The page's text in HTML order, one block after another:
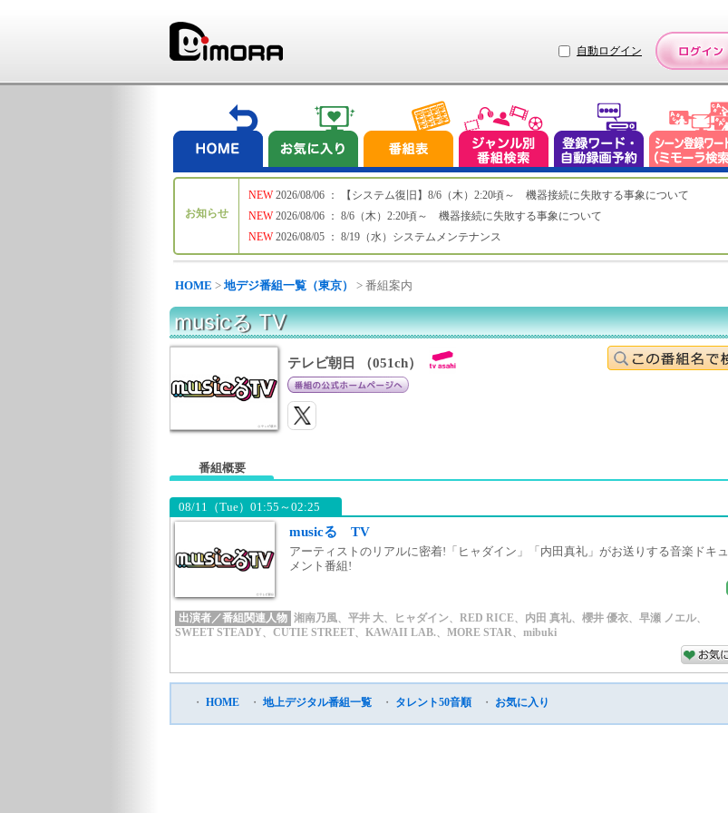
自動ログイン
お知らせ
NEW
NEW
NEW
2026/08/06 ： 【システム復旧】8/6（木）2:20頃～ 機器接続に失敗する事象について
2026/08/06 ： 8/6（木）2:20頃～ 機器接続に失敗する事象について
2026/08/05 ： 8/19（水）システムメンテナンス
HOME > 地デジ番組一覧（東京） > 番組案内
musicる TV
テレビ朝日 （051ch）
番組概要
08/11（Tue）01:55～02:25
musicる TV
アーティストのリアルに密着!「ヒャダイン」「内田真礼」がお送りする音楽ドキュ
メント番組!
出演者／番組関連人物 湘南乃風、 平井 大、 ヒャダイン、 RED RICE、 内田 真礼、 櫻井 優衣、 早瀬 ノエル、
SWEET STEADY、 CUTIE STREET、 KAWAII LAB.、 MORE STAR、 mibuki
・ HOME ・ 地上デジタル番組一覧 ・ タレント50音順 ・ お気に入り